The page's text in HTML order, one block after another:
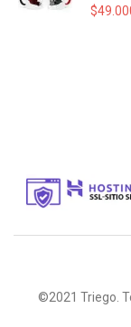
$
©2021 Triego.